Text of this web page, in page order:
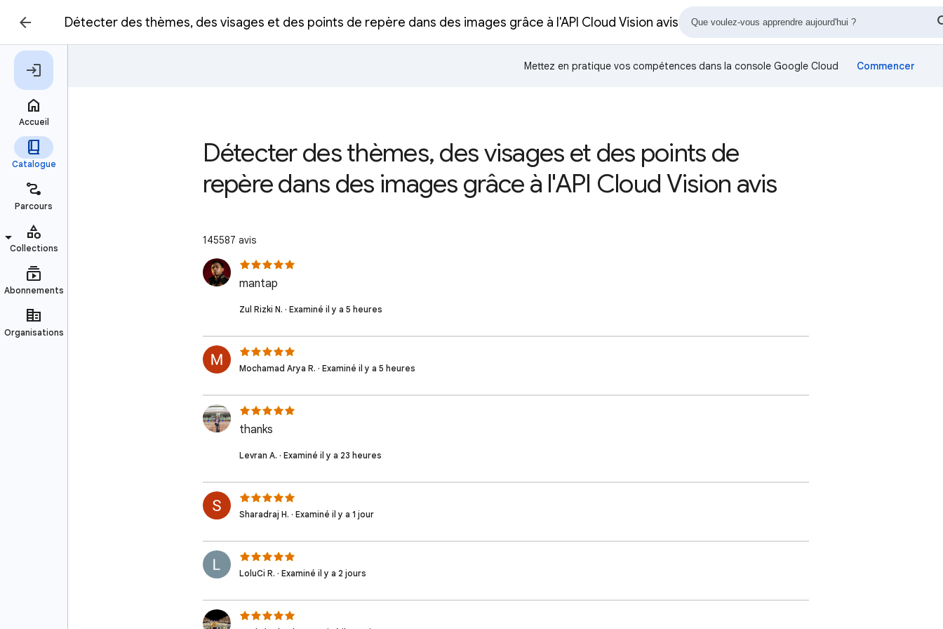
Détecter des thèmes, des visages et des points de repère dans des images grâce à l'API Cloud Vision avis
Mettez en pratique vos compétences dans la console Google Cloud
Détecter des thèmes, des visages et des points de
repère dans des images grâce à l'API Cloud Vision avis
145587 avis
mantap
Zul Rizki N. · Examiné il y a 5 heures
Mochamad Arya R. · Examiné il y a 5 heures
thanks
Levran A. · Examiné il y a 23 heures
Sharadraj H. · Examiné il y a 1 jour
LoluCi R. · Examiné il y a 2 jours